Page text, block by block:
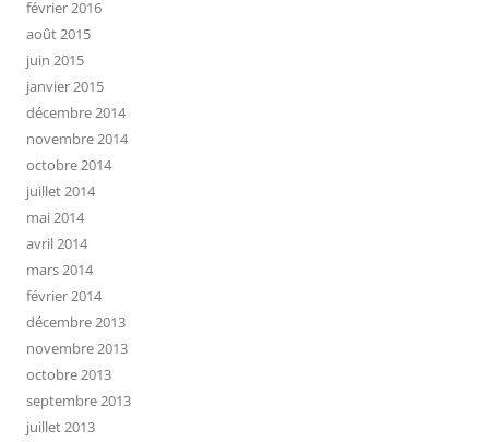
février 2016
août 2015
juin 2015
janvier 2015
décembre 2014
novembre 2014
octobre 2014
juillet 2014
mai 2014
avril 2014
mars 2014
février 2014
décembre 2013
novembre 2013
octobre 2013
septembre 2013
juillet 2013